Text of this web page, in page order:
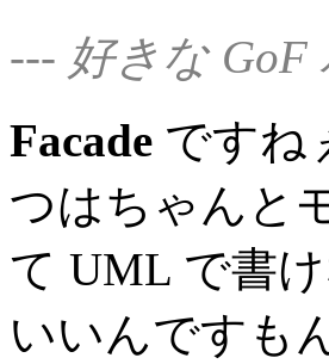
--- 好きな
Facade ですね
つはちゃんと
て UML で書
いいんですも